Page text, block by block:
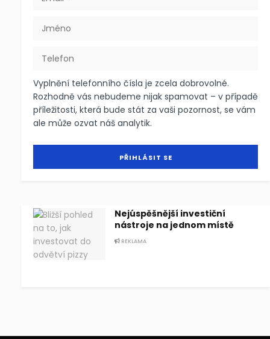
Vyplnění telefonního čísla je zcela dobrovolné.
Rozhodně vás nebudeme nijak spamovat – v případě
příležitosti, která bude stát za vaši pozornost, se vám
ale může ozvat náš analytik.
Nejúspěšnější investiční
nástroje na jednom místě
REKLAMA